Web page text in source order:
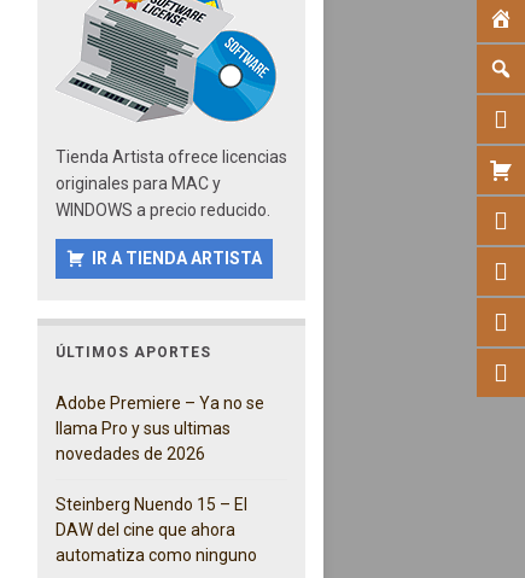
Tienda Artista ofrece licencias
originales para MAC y
WINDOWS a precio reducido.
IR A TIENDA ARTISTA
ÚLTIMOS APORTES
Adobe Premiere – Ya no se
llama Pro y sus ultimas
novedades de 2026
Steinberg Nuendo 15 – El
DAW del cine que ahora
automatiza como ninguno